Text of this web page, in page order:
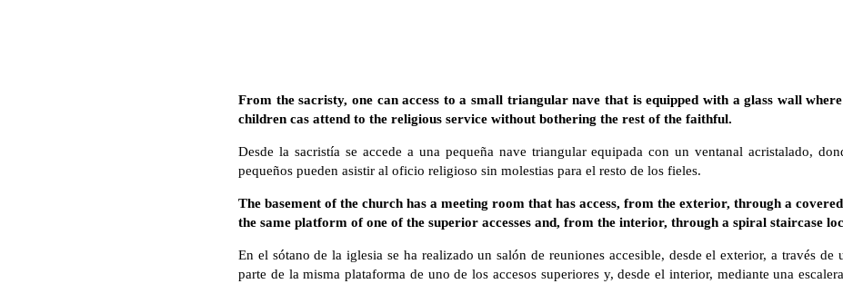
From the sacristy, one can access to a small triangular nave that is equipped with a glass wall
children cas attend to the religious service without bothering the rest of the faithful.
Desde la sacristía se accede a una pequeña nave triangular equipada con un ventanal acristalado,
pequeños pueden asistir al oficio religioso sin molestias para el resto de los fieles.
The basement of the church has a meeting room that has access, from the exterior, through a
the same platform of one of the superior accesses and, from the interior, through a spiral staircase
En el sótano de la iglesia se ha realizado un salón de reuniones accesible, desde el exterior, a través de
parte de la misma plataforma de uno de los accesos superiores y, desde el interior, mediante una